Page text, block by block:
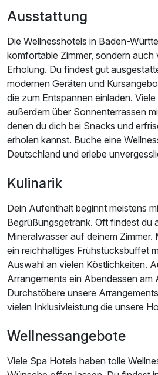
Ausstattung
Die Wellnesshotels in Baden-
komfortable Zimmer, sondern auch
Erholung. Du findest gut
modernen Geräten und
die zum Entspannen einladen.
außerdem über Sonnenterrassen
denen du dich bei Snacks und
erholen kannst. Buche eine
Deutschland und erlebe
Kulinarik
Dein Aufenthalt beginnt meistens
Begrüßungsgetränk. Oft findest du
Mineralwasser auf deinem
ein reichhaltiges Frühstücksbuffet
Auswahl an vielen Köstlichkeiten.
Arrangements ein Abendessen am
Durchstöbere unsere
vielen Inklusivleistung die unsere
Wellnessangebote
Viele Spa Hotels haben tolle